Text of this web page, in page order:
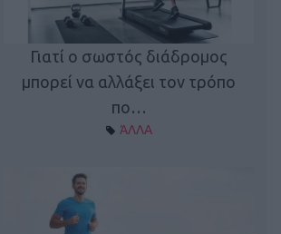
Γιατί ο σωστός διάδρομος
μπορεί να αλλάξει τον τρόπο
πο…
ΆΛΛΑ